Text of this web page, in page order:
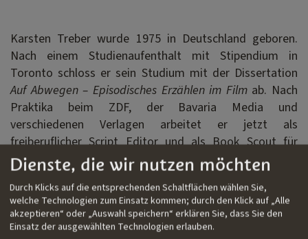
Karsten Treber wurde 1975 in Deutschland geboren.
Nach einem Studienaufenthalt mit Stipendium in
Toronto schloss er sein Studium mit der Dissertation
Auf Abwegen – Episodisches Erzählen im Filmab. Nach
Praktika beim ZDF, der Bavaria Media und
verschiedenen Verlagen arbeitet er jetzt als
freiberuflicher Script Editor und als Book Scout für
Yellow Bird Pictures.
Filmografie
››Celebration of Flight| Dokumentarfilm | Lombardo
Dienste, die wir nutzen möchten
Durch Klicks auf die entsprechenden Schaltflächen wählen Sie,
welche Technologien zum Einsatz kommen; durch den Klick auf „Alle
akzeptieren“ oder „Auswahl speichern“ erklären Sie, dass Sie den
Einsatz der ausgewählten Technologien erlauben.